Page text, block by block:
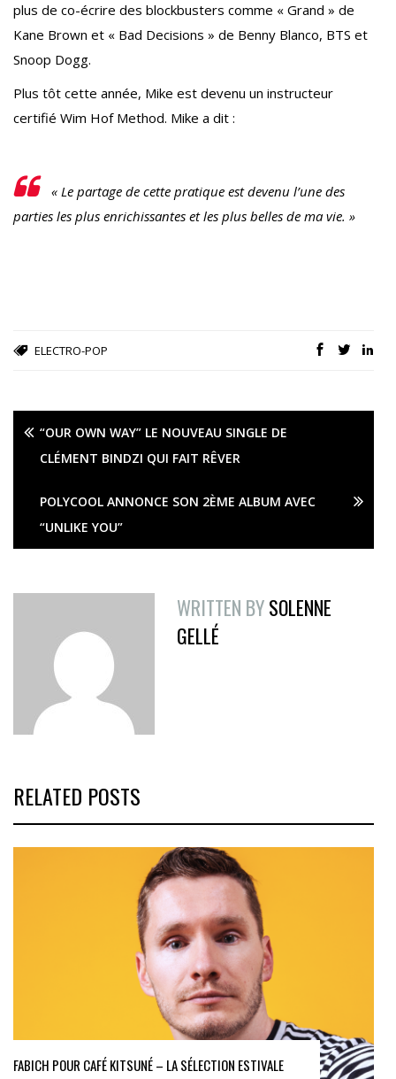
plus de co-écrire des blockbusters comme « Grand » de
Kane Brown et « Bad Decisions » de Benny Blanco, BTS et
Snoop Dogg.
Plus tôt cette année, Mike est devenu un instructeur
certifié Wim Hof Method. Mike a dit :
« Le partage de cette pratique est devenu l’une des
parties les plus enrichissantes et les plus belles de ma vie. »
ELECTRO-POP
“OUR OWN WAY” LE NOUVEAU SINGLE DE
CLÉMENT BINDZI QUI FAIT RÊVER
POLYCOOL ANNONCE SON 2ÈME ALBUM AVEC
“UNLIKE YOU”
WRITTEN BYSOLENNE
GELLÉ
RELATED POSTS
FABICH POUR CAFÉ KITSUNÉ – LA SÉLECTION ESTIVALE